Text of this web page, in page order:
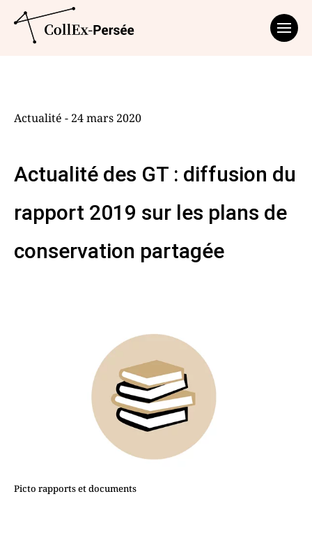
Actualité - 24 mars 2020
Actualité des GT : diffusion du
rapport 2019 sur les plans de
conservation partagée
Picto rapports et documents